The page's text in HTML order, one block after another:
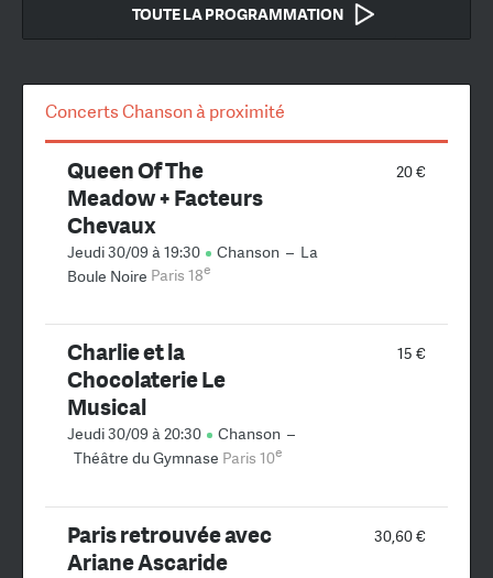
TOUTE LA PROGRAMMATION
Concerts Chanson à proximité
20 €
Queen Of The
Meadow + Facteurs
Chevaux
Jeudi 30/09 à 19:30 Chanson – La
Boule Noire Paris 18e
15 €
Charlie et la
Chocolaterie Le
Musical
Jeudi 30/09 à 20:30 Chanson –
Théâtre du Gymnase Paris 10e
30,60 €
Paris retrouvée avec
Ariane Ascaride